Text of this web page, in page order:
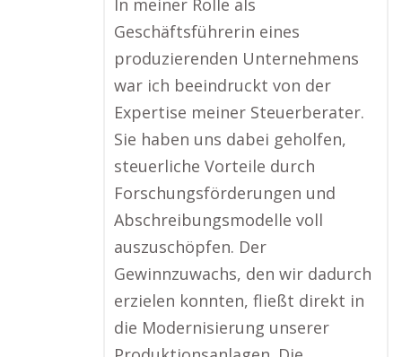
In meiner Rolle als
Geschäftsführerin eines
produzierenden Unternehmens
war ich beeindruckt von der
Expertise meiner Steuerberater.
Sie haben uns dabei geholfen,
steuerliche Vorteile durch
Forschungsförderungen und
Abschreibungsmodelle voll
auszuschöpfen. Der
Gewinnzuwachs, den wir dadurch
erzielen konnten, fließt direkt in
die Modernisierung unserer